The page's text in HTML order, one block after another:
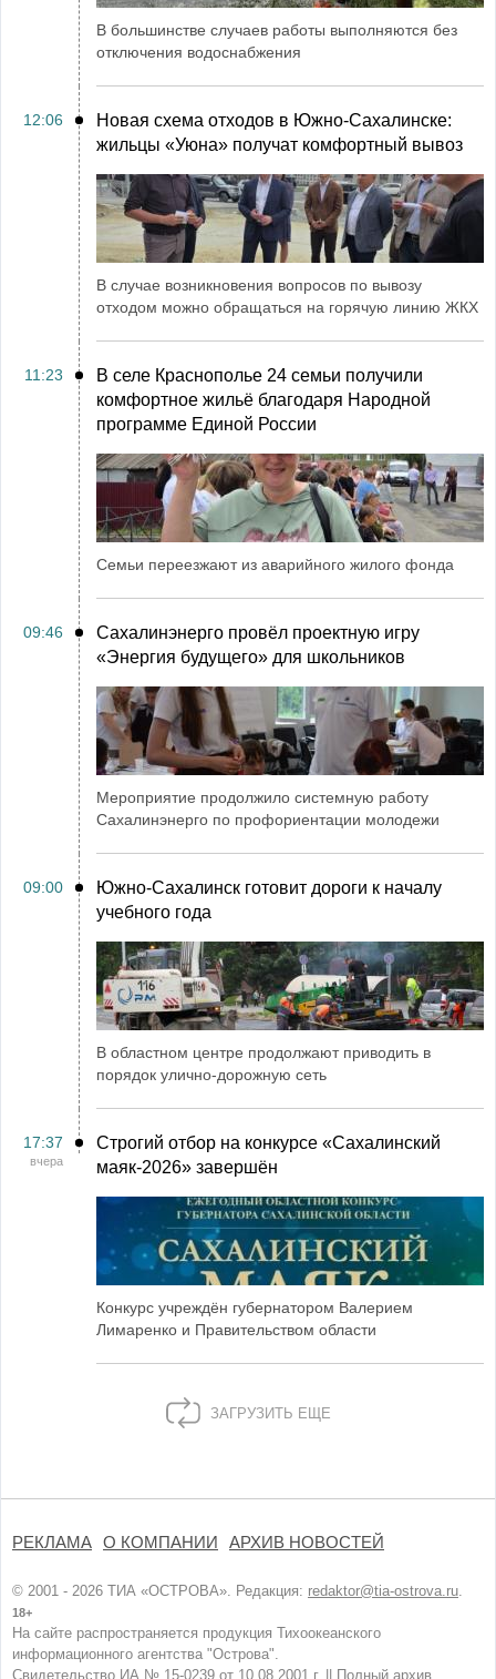
В большинстве случаев работы выполняются без
отключения водоснабжения
12:06
Новая схема отходов в Южно-Сахалинске:
жильцы «Уюна» получат комфортный вывоз
В случае возникновения вопросов по вывозу
отходом можно обращаться на горячую линию ЖКХ
11:23
В селе Краснополье 24 семьи получили
комфортное жильё благодаря Народной
программе Единой России
Семьи переезжают из аварийного жилого фонда
09:46
Сахалинэнерго провёл проектную игру
«Энергия будущего» для школьников
Мероприятие продолжило системную работу
Сахалинэнерго по профориентации молодежи
09:00
Южно-Сахалинск готовит дороги к началу
учебного года
В областном центре продолжают приводить в
порядок улично-дорожную сеть
17:37
вчера
Строгий отбор на конкурсе «Сахалинский
маяк‑2026» завершён
Конкурс учреждён губернатором Валерием
Лимаренко и Правительством области
ЗАГРУЗИТЬ ЕЩЕ
РЕКЛАМА О КОМПАНИИ АРХИВ НОВОСТЕЙ
© 2001 - 2026 ТИА «ОСТРОВА». Редакция: redaktor@tia-ostrova.ru.
18+
На сайте распространяется продукция Тихоокеанского
информационного агентства "Острова".
Свидетельство ИА № 15-0239 от 10.08.2001 г. ||
Полный архив